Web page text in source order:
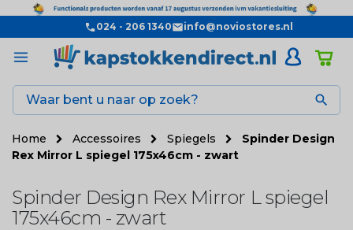
024 - 206 1340 info@noviostores.nl

Home Accessoires Spiegels
Spinder Design
Rex Mirror L spiegel 175x46cm - zwart
Spinder Design Rex Mirror L spiegel
175x46cm - zwart